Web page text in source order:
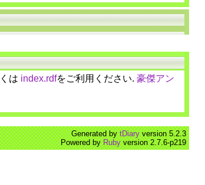
は index.rdfをご利用ください. 豪傑アン
Generated bytDiaryversion 5.2.3
Powered byRubyversion 2.7.6-p219